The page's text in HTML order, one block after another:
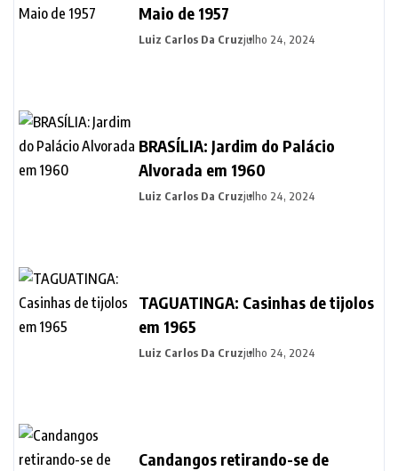
Maio de 1957
Luiz Carlos Da Cruzjulho 24, 2024
BRASÍLIA: Jardim do Palácio
Alvorada em 1960
Luiz Carlos Da Cruzjulho 24, 2024
TAGUATINGA: Casinhas de tijolos
em 1965
Luiz Carlos Da Cruzjulho 24, 2024
Candangos retirando-se de